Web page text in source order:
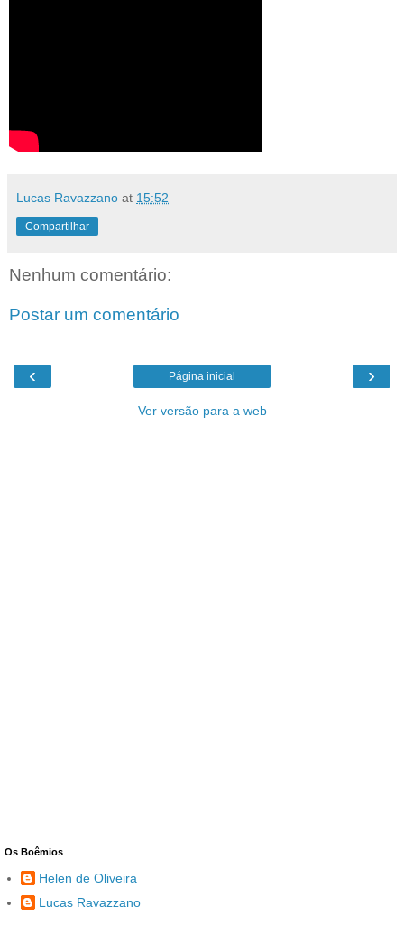
Lucas Ravazzano at 15:52
Compartilhar
Nenhum comentário:
Postar um comentário
‹ ›
Página inicial
Ver versão para a web
Os Boêmios
Helen de Oliveira
Lucas Ravazzano